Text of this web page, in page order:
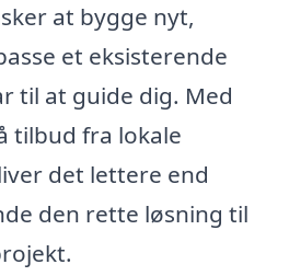
at bygge nyt,
et eksisterende
til at guide dig. Med
tilbud fra lokale
det lettere end
den rette løsning til